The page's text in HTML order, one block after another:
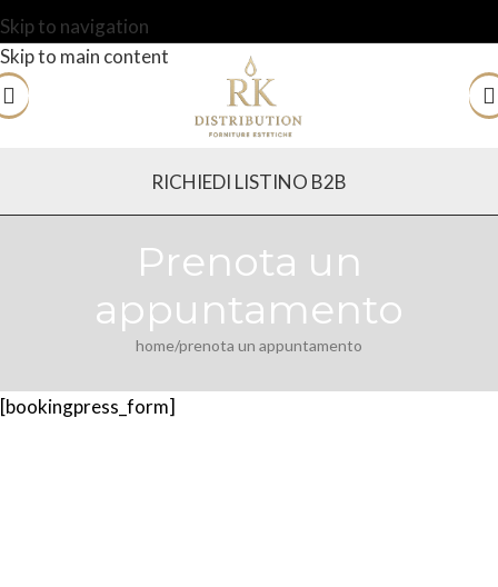
Skip to navigation
Skip to main content
RICHIEDI LISTINO B2B
Prenota un
appuntamento
home prenota un appuntamento
[bookingpress_form]